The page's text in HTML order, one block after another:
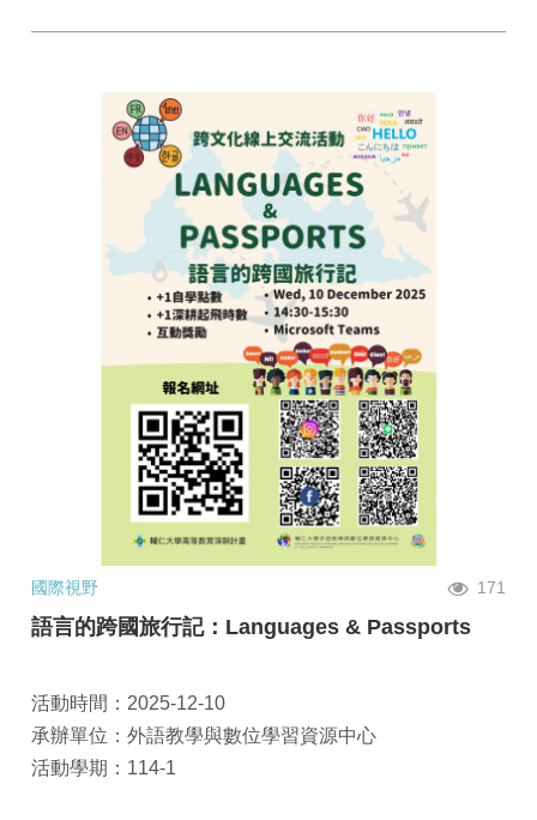
國際視野 171
語言的跨國旅行記：Languages & Passports
活動時間：2025-12-10
承辦單位：外語教學與數位學習資源中心
活動學期：114-1